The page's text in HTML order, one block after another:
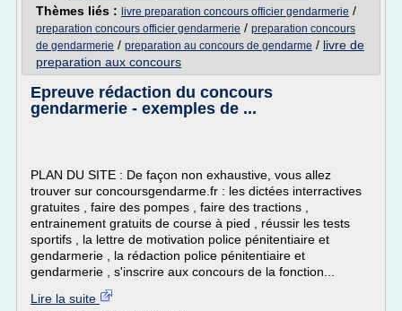
Thèmes liés : livre preparation concours officier gendarmerie /
preparation concours officier gendarmerie / preparation concours
de gendarmerie / preparation au concours de gendarme / livre de
preparation aux concours
Epreuve rédaction du concours
gendarmerie - exemples de ...
PLAN DU SITE : De façon non exhaustive, vous allez
trouver sur concoursgendarme.fr : les dictées interractives
gratuites , faire des pompes , faire des tractions ,
entrainement gratuits de course à pied , réussir les tests
sportifs , la lettre de motivation police pénitentiaire et
gendarmerie , la rédaction police pénitentiaire et
gendarmerie , s'inscrire aux concours de la fonction...
Lire la suite